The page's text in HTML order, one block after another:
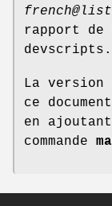
rapport de
devscripts.
La
ce
en
commande